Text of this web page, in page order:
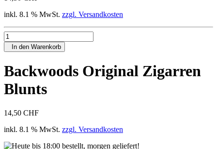
inkl. 8.1 % MwSt. zzgl. Versandkosten
In den Warenkorb
Backwoods Original Zigarren
Blunts
14,50 CHF
inkl. 8.1 % MwSt. zzgl. Versandkosten